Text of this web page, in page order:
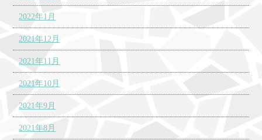
2022年1月
2021年12月
2021年11月
2021年10月
2021年9月
2021年8月